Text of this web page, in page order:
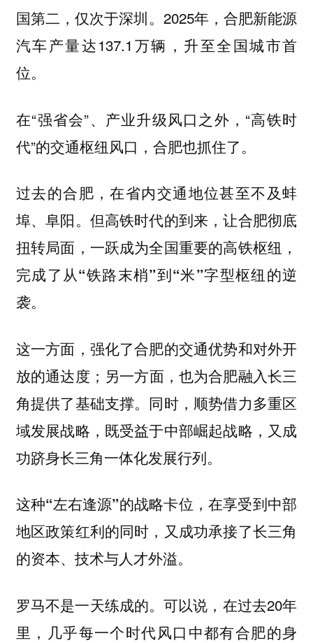
国第二，仅次于深圳。2025年，合肥新能源
汽车产量达137.1万辆， 升至全国城市首
位。
在“强省会”、产业升级风口之外，“高铁时
代”的交通枢纽风口，合肥也抓住了。
过去的合肥，在省内交通地位甚至不及蚌
埠、阜阳。但高铁时代的到来，让合肥彻底
扭转局面，一跃成为全国重要的高铁枢纽，
完成了从“铁路末梢”到“米”字型枢纽的逆
袭。
这一方面，强化了合肥的交通优势和对外开
放的通达度；另一方面，也为合肥融入长三
角提供了基础支撑。同时，顺势借力多重区
域发展战略，既受益于中部崛起战略，又成
功跻身长三角一体化发展行列。
这种“左右逢源”的战略卡位 ，在享受到中部
地区政策红利的同时，又成功承接了长三角
的资本、技术与人才外溢。
罗马不是一天练成的。可以说，在过去20年
里，几乎每一个时代风口中都有合肥的身